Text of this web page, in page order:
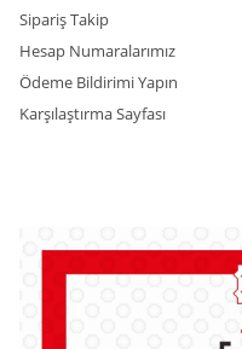
Sipariş Takip
Hesap Numaralarımız
Ödeme Bildirimi Yapın
Karşılaştırma Sayfası